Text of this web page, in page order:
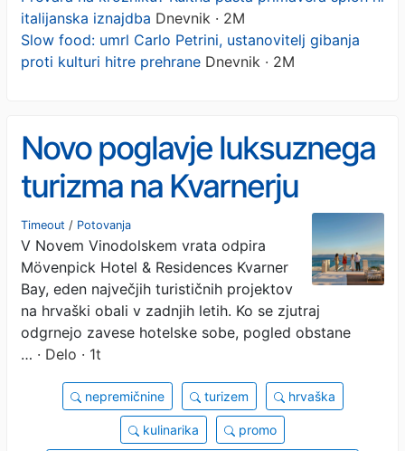
italijanska iznajdba Dnevnik · 2M
Slow food: umrl Carlo Petrini, ustanovitelj gibanja
proti kulturi hitre prehrane Dnevnik · 2M
Novo poglavje luksuznega
turizma na Kvarnerju
Timeout / Potovanja
V Novem Vinodolskem vrata odpira
Mövenpick Hotel & Residences Kvarner
Bay, eden največjih turističnih projektov
na hrvaški obali v zadnjih letih. Ko se zjutraj
odgrnejo zavese hotelske sobe, pogled obstane
… · Delo · 1t
nepremičnine turizem hrvaška
kulinarika promo